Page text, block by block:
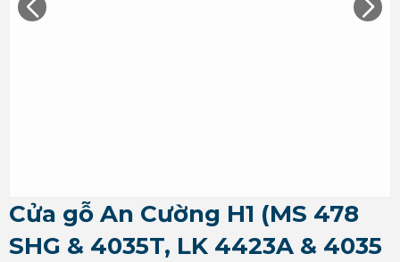
Cửa gỗ An Cường H1 (MS 478
SHG & 4035T, LK 4423A & 4035